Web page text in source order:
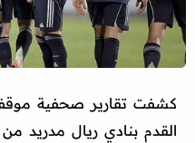
كشفت تقارير صحفية موقف
القدم بنادي ريال مدريد